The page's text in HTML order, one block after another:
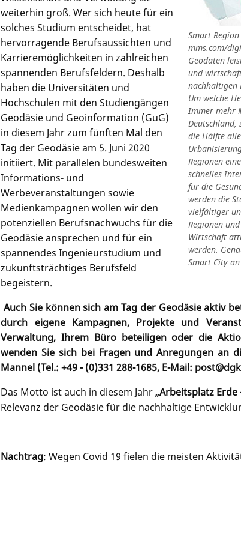
Smart
mms.com/
Geodäten
und
nachhaltigen
Um welche
Immer mehr
Deutschland,
die Hälfte
Regionen
schnelles
für die
werden die
vielfältiger
Regionen
Wirtschaft
werden.
Smart City an.
weiterhin groß. Wer sich heute für ein
solches Studium entscheidet, hat
hervorragende Berufsaussichten und
Karrieremöglichkeiten in zahlreichen
spannenden Berufsfeldern. Deshalb
haben die Universitäten und
Hochschulen mit den Studiengängen
Geodäsie und Geoinformation (GuG)
in diesem Jahr zum fünften Mal den
Tag der Geodäsie am 5. Juni 2020
initiiert. Mit parallelen bundesweiten
Informations- und
Werbeveranstaltungen sowie
Medienkampagnen wollen wir den
potenziellen Berufsnachwuchs für die
Geodäsie ansprechen und für ein
spannendes Ingenieurstudium und
zukunftsträchtiges Berufsfeld
begeistern.
Auch Sie können sich am Tag der Geodäsie aktiv
durch eigene Kampagnen, Projekte und
Verwaltung, Ihrem Büro beteiligen oder die
wenden Sie sich bei Fragen und Anregungen an
Mannel (Tel.: +49 - (0)331 288-1685, E-Mail:
Das Motto ist auch in diesem Jahr„Arbeitsplatz
Relevanz der Geodäsie für die nachhaltige
Nachtrag: Wegen Covid 19 fielen die meisten